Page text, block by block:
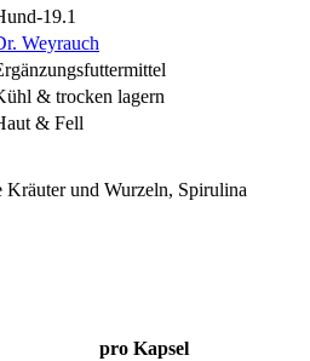
19.1
Weyrauch
& trocken lagern
& Fell
Kräuter und Wurzeln, Spirulina
pro Kapsel